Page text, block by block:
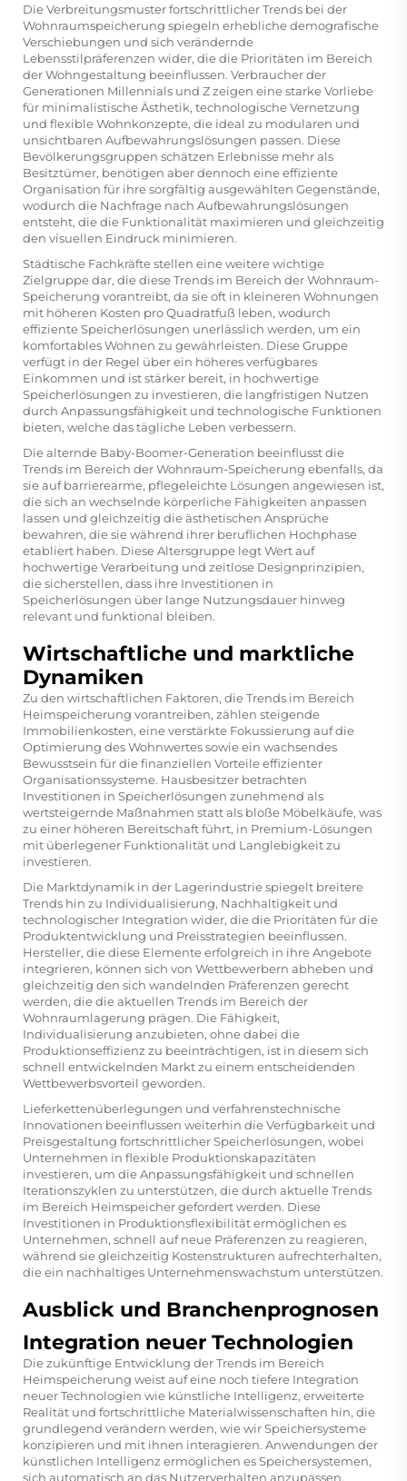
Die Verbreitungsmuster fortschrittlicher Trends bei der
Wohnraumspeicherung spiegeln erhebliche demografische
Verschiebungen und sich verändernde
Lebensstilpräferenzen wider, die die Prioritäten im Bereich
der Wohngestaltung beeinflussen. Verbraucher der
Generationen Millennials und Z zeigen eine starke Vorliebe
für minimalistische Ästhetik, technologische Vernetzung
und flexible Wohnkonzepte, die ideal zu modularen und
unsichtbaren Aufbewahrungslösungen passen. Diese
Bevölkerungsgruppen schätzen Erlebnisse mehr als
Besitztümer, benötigen aber dennoch eine effiziente
Organisation für ihre sorgfältig ausgewählten Gegenstände,
wodurch die Nachfrage nach Aufbewahrungslösungen
entsteht, die die Funktionalität maximieren und gleichzeitig
den visuellen Eindruck minimieren.
Städtische Fachkräfte stellen eine weitere wichtige
Zielgruppe dar, die diese Trends im Bereich der Wohnraum-
Speicherung vorantreibt, da sie oft in kleineren Wohnungen
mit höheren Kosten pro Quadratfuß leben, wodurch
effiziente Speicherlösungen unerlässlich werden, um ein
komfortables Wohnen zu gewährleisten. Diese Gruppe
verfügt in der Regel über ein höheres verfügbares
Einkommen und ist stärker bereit, in hochwertige
Speicherlösungen zu investieren, die langfristigen Nutzen
durch Anpassungsfähigkeit und technologische Funktionen
bieten, welche das tägliche Leben verbessern.
Die alternde Baby-Boomer-Generation beeinflusst die
Trends im Bereich der Wohnraum-Speicherung ebenfalls, da
sie auf barrierearme, pflegeleichte Lösungen angewiesen ist,
die sich an wechselnde körperliche Fähigkeiten anpassen
lassen und gleichzeitig die ästhetischen Ansprüche
bewahren, die sie während ihrer beruflichen Hochphase
etabliert haben. Diese Altersgruppe legt Wert auf
hochwertige Verarbeitung und zeitlose Designprinzipien,
die sicherstellen, dass ihre Investitionen in
Speicherlösungen über lange Nutzungsdauer hinweg
relevant und funktional bleiben.
Wirtschaftliche und marktliche
Dynamiken
Zu den wirtschaftlichen Faktoren, die Trends im Bereich
Heimspeicherung vorantreiben, zählen steigende
Immobilienkosten, eine verstärkte Fokussierung auf die
Optimierung des Wohnwertes sowie ein wachsendes
Bewusstsein für die finanziellen Vorteile effizienter
Organisationssysteme. Hausbesitzer betrachten
Investitionen in Speicherlösungen zunehmend als
wertsteigernde Maßnahmen statt als bloße Möbelkäufe, was
zu einer höheren Bereitschaft führt, in Premium-Lösungen
mit überlegener Funktionalität und Langlebigkeit zu
investieren.
Die Marktdynamik in der Lagerindustrie spiegelt breitere
Trends hin zu Individualisierung, Nachhaltigkeit und
technologischer Integration wider, die die Prioritäten für die
Produktentwicklung und Preisstrategien beeinflussen.
Hersteller, die diese Elemente erfolgreich in ihre Angebote
integrieren, können sich von Wettbewerbern abheben und
gleichzeitig den sich wandelnden Präferenzen gerecht
werden, die die aktuellen Trends im Bereich der
Wohnraumlagerung prägen. Die Fähigkeit,
Individualisierung anzubieten, ohne dabei die
Produktionseffizienz zu beeinträchtigen, ist in diesem sich
schnell entwickelnden Markt zu einem entscheidenden
Wettbewerbsvorteil geworden.
Lieferkettenüberlegungen und verfahrenstechnische
Innovationen beeinflussen weiterhin die Verfügbarkeit und
Preisgestaltung fortschrittlicher Speicherlösungen, wobei
Unternehmen in flexible Produktionskapazitäten
investieren, um die Anpassungsfähigkeit und schnellen
Iterationszyklen zu unterstützen, die durch aktuelle Trends
im Bereich Heimspeicher gefordert werden. Diese
Investitionen in Produktionsflexibilität ermöglichen es
Unternehmen, schnell auf neue Präferenzen zu reagieren,
während sie gleichzeitig Kostenstrukturen aufrechterhalten,
die ein nachhaltiges Unternehmenswachstum unterstützen.
Ausblick und Branchenprognosen
Integration neuer Technologien
Die zukünftige Entwicklung der Trends im Bereich
Heimspeicherung weist auf eine noch tiefere Integration
neuer Technologien wie künstliche Intelligenz, erweiterte
Realität und fortschrittliche Materialwissenschaften hin, die
grundlegend verändern werden, wie wir Speichersysteme
konzipieren und mit ihnen interagieren. Anwendungen der
künstlichen Intelligenz ermöglichen es Speichersystemen,
sich automatisch an das Nutzerverhalten anzupassen,